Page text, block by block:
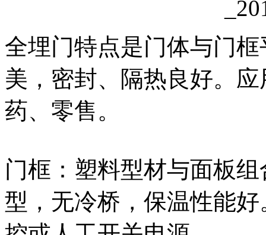
全埋门特点是门体与门
美，密封、隔热良好。
药、零售。
门框：塑料型材与面板
型，无冷桥，保温性能